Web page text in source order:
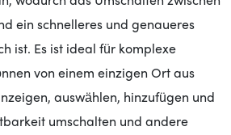
ein schnelleres und genaueres
ist. Es ist ideal für komplexe
von einem einzigen Ort aus
auswählen, hinzufügen und
umschalten und andere